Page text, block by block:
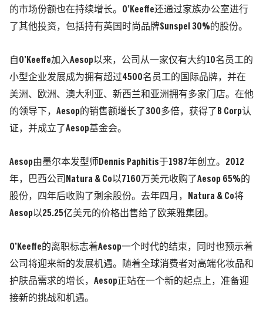
的市场份额也在持续增长。O’Keeffe还通过家族办公室进行
了其他投资，包括持有英国时尚品牌Sunspel 30%的股份。
自O’Keeffe加入Aesop以来，公司从一家仅有大约10名员工的
小型企业发展成为拥有超过4500名员工的国际品牌，并在
美洲、欧洲、澳大利亚、新西兰和亚洲拥有多家门店。在他
的领导下，Aesop的销售额增长了300多倍，获得了B Corp认
证，并成立了Aesop基金会。
Aesop由墨尔本发型师Dennis Paphitis于1987年创立。2012
年，巴西公司Natura & Co以7160万美元收购了Aesop 65%的
股份，四年后收购了剩余股份。去年四月，Natura & Co将
Aesop以25.25亿美元的价格出售给了欧莱雅集团。
O’Keeffe的离职标志着Aesop一个时代的结束，同时也预示着
公司将迎来新的发展机遇。随着全球消费者对高端化妆品和
护肤品需求的增长，Aesop正站在一个新的起点上，准备迎
接新的挑战和机遇。